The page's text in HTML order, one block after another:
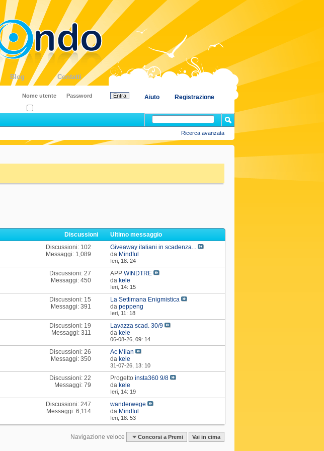
Blog Contatti
Registrazione
Aiuto
Ricerca avanzata
Discussioni Ultimo messaggio
Discussioni: 102
Messaggi: 1,089
Giveaway italiani in scadenza...
da Mindful
Ieri, 18: 24
Discussioni: 27
Messaggi: 450
APPWINDTRE
da kele
Ieri, 14: 15
Discussioni: 15
Messaggi: 391
La Settimana Enigmistica
dapeppeng
Ieri, 11: 18
Discussioni: 19
Messaggi: 311
Lavazza scad. 30/9
da kele
06-08-26,09: 14
Discussioni: 26
Messaggi: 350
Ac Milan
da kele
31-07-26, 13: 10
Discussioni: 22
Messaggi: 79
Progettoinsta360 9/8
da kele
Ieri, 14: 19
Discussioni: 247
Messaggi: 6,114
wanderwege
da Mindful
Ieri, 18: 53
Navigazione veloce Concorsi a Premi Vai in cima